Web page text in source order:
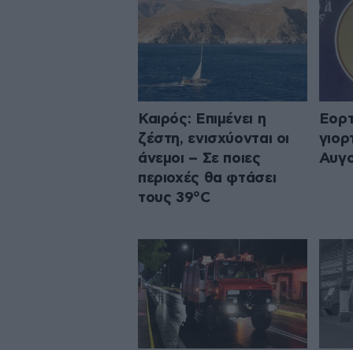
Καιρός: Επιμένει η
ζέστη, ενισχύονται οι
άνεμοι – Σε ποιες
περιοχές θα φτάσει
τους 39°C